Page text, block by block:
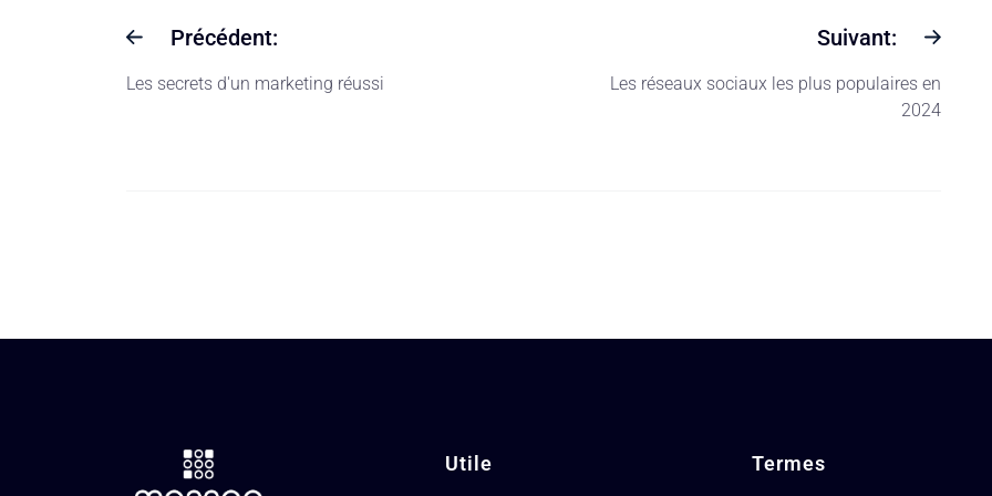
Précédent:
Les secrets d'un marketing réussi
Suivant:
Les réseaux sociaux les plus populaires en
2024
Utile Termes